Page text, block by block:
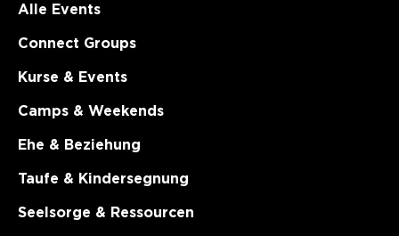
Alle Events
Connect Groups
Kurse & Events
Camps & Weekends
Ehe & Beziehung
Taufe & Kindersegnung
Seelsorge & Ressourcen